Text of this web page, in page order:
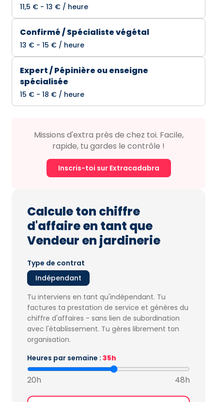
11,5 € - 13 € / heure
Confirmé / Spécialiste végétal
13 € - 15 € / heure
Expert / Pépinière ou enseigne
spécialisée
15 € - 18 € / heure
Missions d'extra près de chez toi. Facile,
rapide, tu gardes le contrôle !
Inscris-toi sur Extracadabra
Calcule ton chiffre
d'affaire en tant que
Vendeur en jardinerie
Type de contrat
Indépendant
Tu interviens en tant qu'indépendant. Tu
factures ta prestation de service et génères du
chiffre d'affaires - sans lien de subordination
avec l'établissement. Tu gères librement ton
organisation.
Heures par semaine : 35h
20h 48h